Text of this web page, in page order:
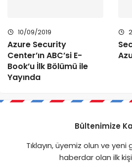
10/09/2019
Azure Security
Center’ın ABC’si E-
Book’u İlk Bölümü ile
Yayında
Bültenimize
Tıklayın, üyemiz olun ve
haberdar olan ilk